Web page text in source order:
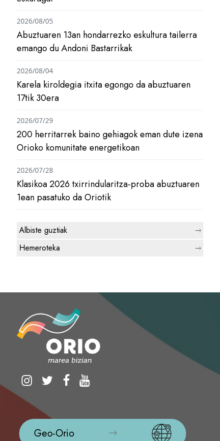
Abuztuaren 13an hondarrezko eskultura tailerra
emango du Andoni Bastarrikak
2026/08/05
Karela kiroldegia itxita egongo da abuztuaren
17tik 30era
2026/08/04
200 herritarrek baino gehiagok eman dute izena
Orioko komunitate energetikoan
2026/07/29
Klasikoa 2026 txirrindularitza-proba abuztuaren
1ean pasatuko da Oriotik
2026/07/28
Albiste guztiak
Hemeroteka
Geo-Orio